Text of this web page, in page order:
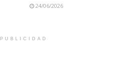
24/06/2026
PUBLICIDAD